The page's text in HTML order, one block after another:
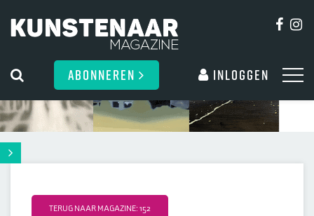
ABONNEREN Inloggen
TERUG NAAR MAGAZINE: 152